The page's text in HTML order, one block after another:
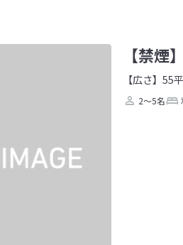
【禁
【広さ】55
2～5名